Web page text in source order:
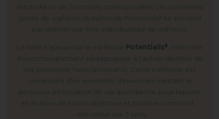
d’activité et de fonctions correspondent ces potentiels
(point de vigilance: la méthode Potentialis® ne prétend
pas donner une liste individualisée de métiers).
Le bilan s’appuie sur la méthode Potentialis® , méthode
d’accompagnement pédagogique à l’autoévaluation de
ses potentiels forts/dominants. Cette méthode est
composée d’un ensemble d’exercices mettant la
personne en situation de vie quotidienne pour repérer
et évaluer de façon objective et positive comment :
– elle utilise ses 5 sens,